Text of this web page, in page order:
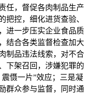
任，督促各肉制品生产
把控，细化进货查验、
进一步压实企业食品质
结合各类监督检查加大
制品违法线索，对不合
下架召回，涉嫌犯罪的
慑一片”效应；三是凝
群众参与监督，同时通